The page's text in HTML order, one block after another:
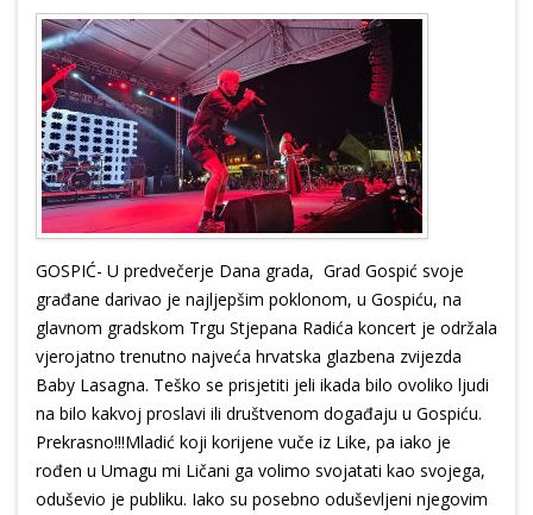
GOSPIĆ- U predvečerje Dana grada, Grad Gospić svoje
građane darivao je najljepšim poklonom, u Gospiću, na
glavnom gradskom Trgu Stjepana Radića koncert je održala
vjerojatno trenutno najveća hrvatska glazbena zvijezda
Baby Lasagna. Teško se prisjetiti jeli ikada bilo ovoliko ljudi
na bilo kakvoj proslavi ili društvenom događaju u Gospiću.
Prekrasno!!!Mladić koji korijene vuče iz Like, pa iako je
rođen u Umagu mi Ličani ga volimo svojatati kao svojega,
oduševio je publiku. Iako su posebno oduševljeni njegovim